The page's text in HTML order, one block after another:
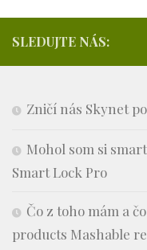
SLEDUJTE NÁS:
Zničí nás Skynet
Mohol som si
Smart Lock Pro
Čo z toho mám a
products Mashable